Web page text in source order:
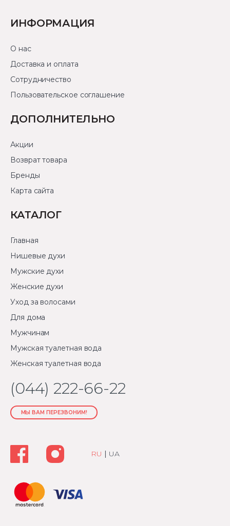
ИНФОРМАЦИЯ
О нас
Доставка и оплата
Сотрудничество
Пользовательское соглашение
ДОПОЛНИТЕЛЬНО
Акции
Возврат товара
Бренды
Карта сайта
КАТАЛОГ
Главная
Нишевые духи
Мужские духи
Женские духи
Уход за волосами
Для дома
Мужчинам
Мужская туалетная вода
Женская туалетная вода
(044) 222-66-22
МЫ ВАМ ПЕРЕЗВОНИМ!
RU | UA